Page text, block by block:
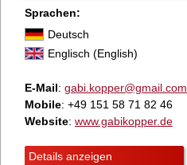
Sprachen:
Deutsch
Englisch (English)
E-Mail: gabi.kopper@gmail.com
Mobile: +49 151 58 71 82 46
Website: www.gabikopper.de
Details anzeigen